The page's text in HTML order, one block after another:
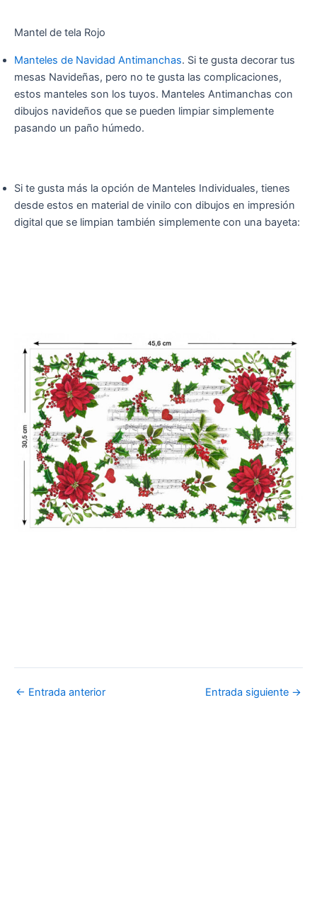
Mantel de tela Rojo
Manteles de Navidad Antimanchas. Si te gusta decorar tus
mesas Navideñas, pero no te gusta las complicaciones,
estos manteles son los tuyos. Manteles Antimanchas con
dibujos navideños que se pueden limpiar simplemente
pasando un paño húmedo.
Si te gusta más la opción de Manteles Individuales, tienes
desde estos en material de vinilo con dibujos en impresión
digital que se limpian también simplemente con una bayeta:
← Entrada anterior Entrada siguiente →